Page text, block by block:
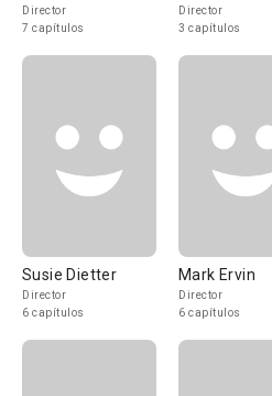
Director
7 capítulos
Director
3 capítulos
Susie Dietter
Director
6 capítulos
Mark Ervin
Director
6 capítulos